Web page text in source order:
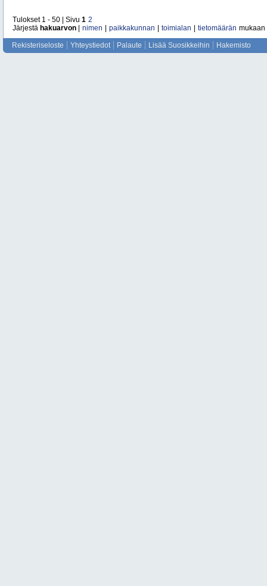
Tulokset 1 - 50 | Sivu 1 2
Järjestä hakuarvon nimen paikkakunnan toimialan tietomäärän mukaan
Rekisteriseloste Yhteystiedot Palaute Lisää Suosikkeihin Hakemisto